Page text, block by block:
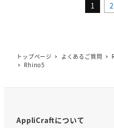
1 2
トップページ よくあるご質問
Rhino5
AppliCraftについて